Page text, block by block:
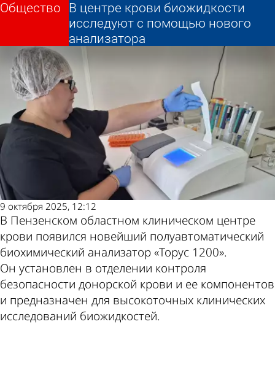
В центре крови биожидкости
исследуют с помощью нового
анализатора
Общество
9 октября 2025, 12:12
В Пензенском областном клиническом центре
крови появился новейший полуавтоматический
биохимический анализатор «Торус 1200».
Он установлен в отделении контроля
безопасности донорской крови и ее компонентов
и предназначен для высокоточных клинических
исследований биожидкостей.
В центре крови биожидкости
исследуют с помощью нового
анализатора
Общество
Другие новости по
теме
Погода и курсы
валют в Пензе